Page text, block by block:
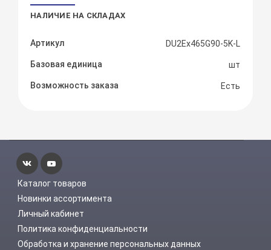
НАЛИЧИЕ НА СКЛАДАХ
Артикул DU2Ex465G90-5K-L
Базовая единица шт
Возможность заказа Есть
Каталог товаров
Новинки ассортимента
Личный кабинет
Политика конфиденциальности
Обработка и хранение персональных данных